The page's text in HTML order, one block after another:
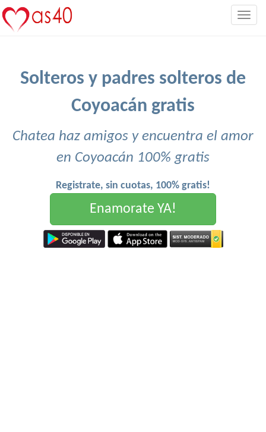
Solteros y padres solteros de
Coyoacán gratis
Chatea haz amigos y encuentra el amor
en Coyoacán 100% gratis
Registrate, sin cuotas, 100% gratis!
Enamorate YA!